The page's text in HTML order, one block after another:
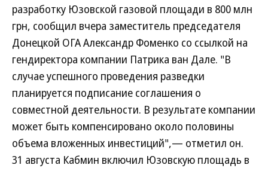
разработку Юзовской газовой площади в 800 млн
грн, сообщил вчера заместитель председателя
Донецкой ОГА Александр Фоменко со ссылкой на
гендиректора компании Патрика ван Дале. "В
случае успешного проведения разведки
планируется подписание соглашения о
совместной деятельности. В результате компании
может быть компенсировано около половины
объема вложенных инвестиций",— отметил он.
31 августа Кабмин включил Юзовскую площадь в